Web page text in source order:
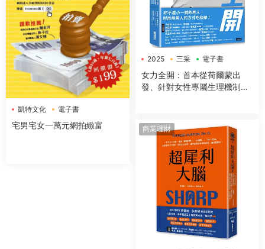
凱特文化 電子書
宅男宅女一萬元網拍緻富
2025 三采 電子書
女力全開：首本從荷爾蒙出
發、針對女性專屬生理機制與
商業理財